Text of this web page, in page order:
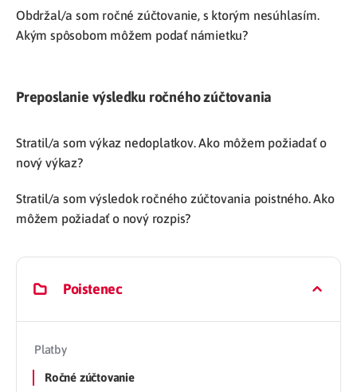
Obdržal/a som ročné zúčtovanie, s ktorým nesúhlasím.
Akým spôsobom môžem podať námietku?
Preposlanie výsledku ročného zúčtovania
Stratil/a som výkaz nedoplatkov. Ako môžem požiadať o
nový výkaz?
Stratil/a som výsledok ročného zúčtovania poistného. Ako
môžem požiadať o nový rozpis?
Poistenec
Platby
Ročné zúčtovanie